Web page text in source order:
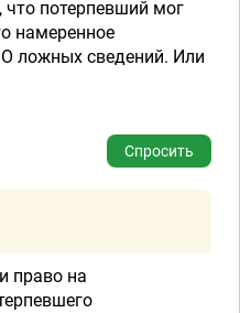
что потерпевший мог
намеренное
ложных сведений. Или
Спросить
право на